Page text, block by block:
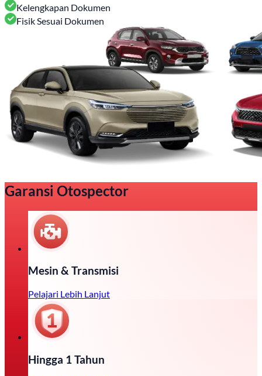
Kelengkapan Dokumen
Fisik Sesuai Dokumen
Garansi Otospector
Mesin & Transmisi
Pelajari Lebih Lanjut
Hingga 1 Tahun